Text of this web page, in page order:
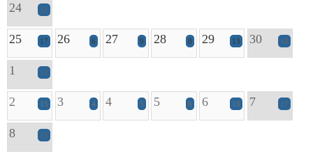
24 31
25 17 26 6 27 9 28 8 29 13 30 18
1 17
2 15 3 4 4 5 5 8 6 10 7 17
8 23